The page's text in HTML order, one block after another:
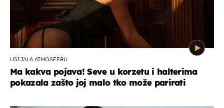
USIJALA ATMOSFERU
Ma kakva pojava! Seve u korzetu i halterima
pokazala zašto joj malo tko može parirati